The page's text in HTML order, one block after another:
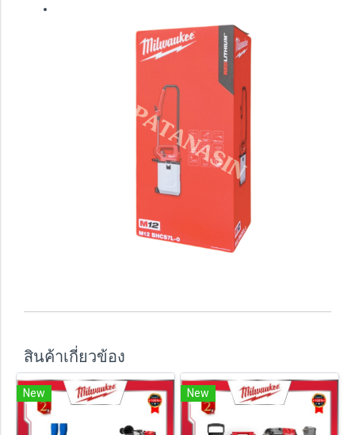
สินค้าเกี่ยวข้อง
New New